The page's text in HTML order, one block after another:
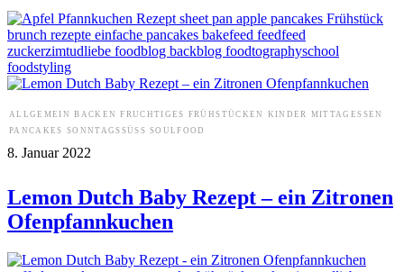
ALLGEMEIN BACKEN FRUCHTIGES FRÜHSTÜCKEN KINDER MITTAGESSEN
PANCAKES SONNTAGSSÜSS SOULFOOD
8. Januar 2022
Lemon Dutch Baby Rezept – ein Zitronen
Ofenpfannkuchen